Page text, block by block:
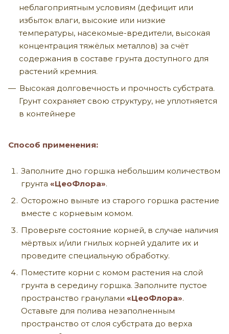
неблагоприятным условиям (дефицит или
избыток влаги, высокие или низкие
температуры, насекомые-вредители, высокая
концентрация тяжёлых металлов) за счёт
содержания в составе грунта доступного для
растений кремния.
Высокая долговечность и прочность субстрата.
Грунт сохраняет свою структуру, не уплотняется
в контейнере
Способ применения:
Заполните дно горшка небольшим количеством
грунта «ЦеоФлора».
Осторожно выньте из старого горшка растение
вместе с корневым комом.
Проверьте состояние корней, в случае наличия
мёртвых и/или гнилых корней удалите их и
проведите специальную обработку.
Поместите корни с комом растения на слой
грунта в середину горшка. Заполните пустое
пространство гранулами «ЦеоФлора».
Оставьте для полива незаполненным
пространство от слоя субстрата до верха